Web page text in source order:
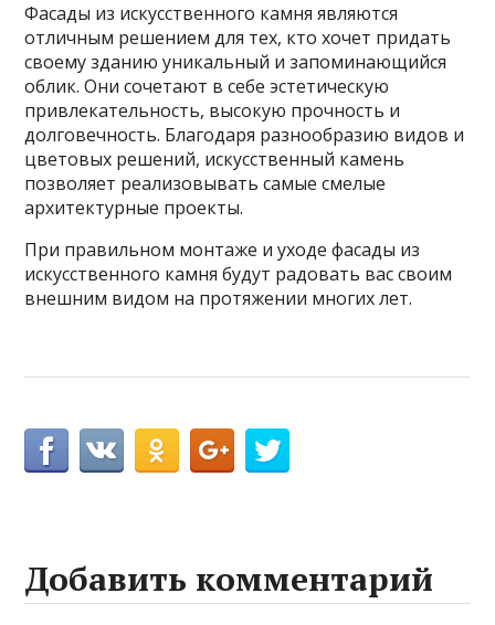
Фасады из искусственного камня являются
отличным решением для тех, кто хочет придать
своему зданию уникальный и запоминающийся
облик. Они сочетают в себе эстетическую
привлекательность, высокую прочность и
долговечность. Благодаря разнообразию видов и
цветовых решений, искусственный камень
позволяет реализовывать самые смелые
архитектурные проекты.
При правильном монтаже и уходе фасады из
искусственного камня будут радовать вас своим
внешним видом на протяжении многих лет.
Добавить комментарий